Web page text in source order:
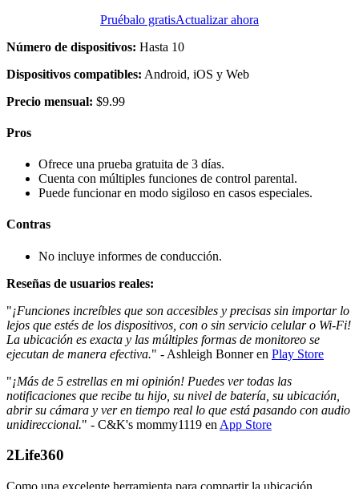
Pruébalo gratisActualizar ahora
Número de dispositivos: Hasta 10
Dispositivos compatibles: Android, iOS y Web
Precio mensual: $9.99
Pros
Ofrece una prueba gratuita de 3 días.
Cuenta con múltiples funciones de control parental.
Puede funcionar en modo sigiloso en casos especiales.
Contras
No incluye informes de conducción.
Reseñas de usuarios reales:
"¡Funciones increíbles que son accesibles y precisas sin importar lo
lejos que estés de los dispositivos, con o sin servicio celular o Wi-Fi!
La ubicación es exacta y las múltiples formas de monitoreo se
ejecutan de manera efectiva." - Ashleigh Bonner en Play Store
"¡Más de 5 estrellas en mi opinión! Puedes ver todas las
notificaciones que recibe tu hijo, su nivel de batería, su ubicación,
abrir su cámara y ver en tiempo real lo que está pasando con audio
unidireccional." - C&K's mommy1119 en App Store
2Life360
Como una excelente herramienta para compartir la ubicación,